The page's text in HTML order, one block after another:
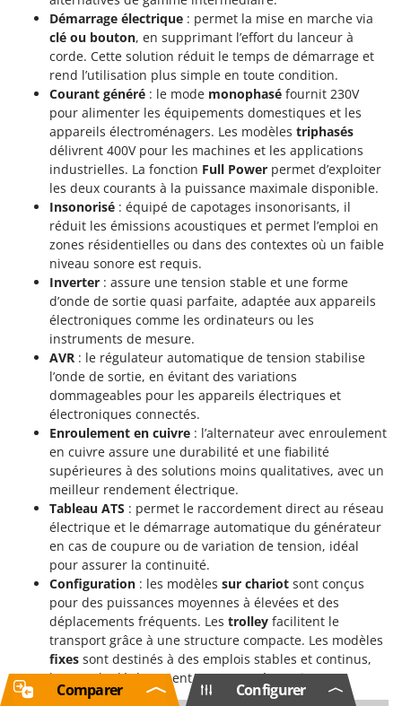
Démarrage électrique : permet la mise en marche via
clé ou bouton, en supprimant l’effort du lanceur à
corde. Cette solution réduit le temps de démarrage et
rend l’utilisation plus simple en toute condition.
Courant généré : le mode monophasé fournit 230V
pour alimenter les équipements domestiques et les
appareils électroménagers. Les modèles triphasés
délivrent 400V pour les machines et les applications
industrielles. La fonction Full Power permet d’exploiter
les deux courants à la puissance maximale disponible.
Insonorisé : équipé de capotages insonorisants, il
réduit les émissions acoustiques et permet l’emploi en
zones résidentielles ou dans des contextes où un faible
niveau sonore est requis.
Inverter : assure une tension stable et une forme
d’onde de sortie quasi parfaite, adaptée aux appareils
électroniques comme les ordinateurs ou les
instruments de mesure.
AVR : le régulateur automatique de tension stabilise
l’onde de sortie, en évitant des variations
dommageables pour les appareils électriques et
électroniques connectés.
Enroulement en cuivre : l’alternateur avec enroulement
en cuivre assure une durabilité et une fiabilité
supérieures à des solutions moins qualitatives, avec un
meilleur rendement électrique.
Tableau ATS : permet le raccordement direct au réseau
électrique et le démarrage automatique du générateur
en cas de coupure ou de variation de tension, idéal
pour assurer la continuité.
Configuration : les modèles sur chariot sont conçus
pour des puissances moyennes à élevées et des
déplacements fréquents. Les trolley facilitent le
transport grâce à une structure compacte. Les modèles
fixes sont destinés à des emplois stables et continus,
lorsque le déplacement n’est pas nécessaire.
Configurer
Comparer